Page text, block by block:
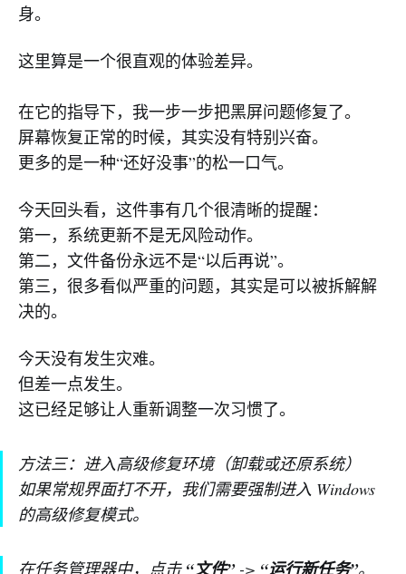
身。
这里算是一个很直观的体验差异。
在它的指导下，我一步一步把黑屏问题修复了。
屏幕恢复正常的时候，其实没有特别兴奋。
更多的是一种“还好没事”的松一口气。
今天回头看，这件事有几个很清晰的提醒：
第一，系统更新不是无风险动作。
第二，文件备份永远不是“以后再说”。
第三，很多看似严重的问题，其实是可以被拆解解
决的。
今天没有发生灾难。
但差一点发生。
这已经足够让人重新调整一次习惯了。
方法三：进入高级修复环境（卸载或还原系统）
如果常规界面打不开，我们需要强制进入 Windows
的高级修复模式。
在任务管理器中，点击 “文件”-> “运行新任务”。